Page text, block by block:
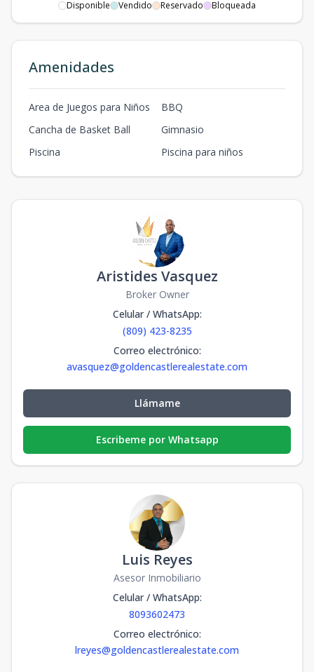
Disponible Vendido Reservado Bloqueada
Amenidades
Area de Juegos para Niños
BBQ
Cancha de Basket Ball
Gimnasio
Piscina
Piscina para niños
Aristides Vasquez
Broker Owner
Celular / WhatsApp:
(809) 423-8235
Correo electrónico:
avasquez@goldencastlerealestate.com
Llámame
Escribeme por Whatsapp
Luis Reyes
Asesor Inmobiliario
Celular / WhatsApp:
8093602473
Correo electrónico:
lreyes@goldencastlerealestate.com